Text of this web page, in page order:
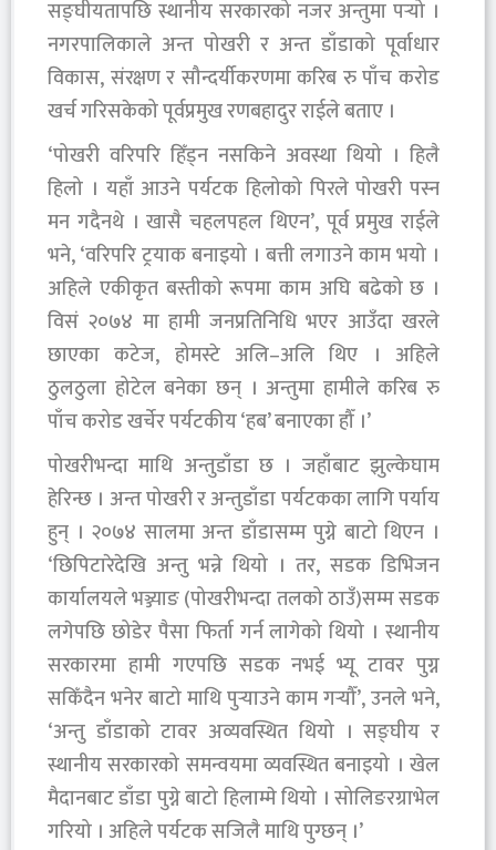
सङ्घीयतापछि स्थानीय सरकारको नजर अन्तुमा पर्‍यो ।
नगरपालिकाले अन्त पोखरी र अन्त डाँडाको पूर्वाधार
विकास, संरक्षण र सौन्दर्यीकरणमा करिब रु पाँच करोड
खर्च गरिसकेको पूर्वप्रमुख रणबहादुर राईले बताए ।
‘पोखरी वरिपरि हिँड्न नसकिने अवस्था थियो । हिलै
हिलो । यहाँ आउने पर्यटक हिलोको पिरले पोखरी पस्न
मन गदैनथे । खासै चहलपहल थिएन’, पूर्व प्रमुख राईले
भने, ‘वरिपरि ट्रयाक बनाइयो । बत्ती लगाउने काम भयो ।
अहिले एकीकृत बस्तीको रूपमा काम अघि बढेको छ ।
विसं २०७४ मा हामी जनप्रतिनिधि भएर आउँदा खरले
छाएका कटेज, होमस्टे अलि–अलि थिए । अहिले
ठुलठुला होटेल बनेका छन् । अन्तुमा हामीले करिब रु
पाँच करोड खर्चेर पर्यटकीय ‘हब’ बनाएका हौँ ।’
पोखरीभन्दा माथि अन्तुडाँडा छ । जहाँबाट झुल्केघाम
हेरिन्छ । अन्त पोखरी र अन्तुडाँडा पर्यटकका लागि पर्याय
हुन् । २०७४ सालमा अन्त डाँडासम्म पुग्ने बाटो थिएन ।
‘छिपिटारेदेखि अन्तु भन्ने थियो । तर, सडक डिभिजन
कार्यालयले भञ्ज्याङ (पोखरीभन्दा तलको ठाउँ)सम्म सडक
लगेपछि छोडेर पैसा फिर्ता गर्न लागेको थियो । स्थानीय
सरकारमा हामी गएपछि सडक नभई भ्यू टावर पुग्न
सकिँदैन भनेर बाटो माथि पुर्‍याउने काम गर्‍यौँ’, उनले भने,
‘अन्तु डाँडाको टावर अव्यवस्थित थियो । सङ्घीय र
स्थानीय सरकारको समन्वयमा व्यवस्थित बनाइयो । खेल
मैदानबाट डाँडा पुग्ने बाटो हिलाम्मे थियो । सोलिङरग्राभेल
गरियो । अहिले पर्यटक सजिलै माथि पुग्छन् ।’